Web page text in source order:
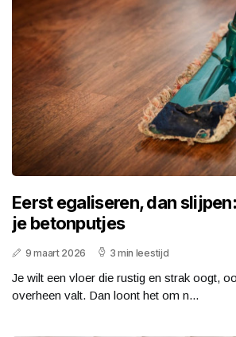
Eerst egaliseren, dan
je betonputjes
9 maart 2026 3 min leestijd
Je wilt een vloer die rustig en strak oogt,
overheen valt. Dan loont het om n...